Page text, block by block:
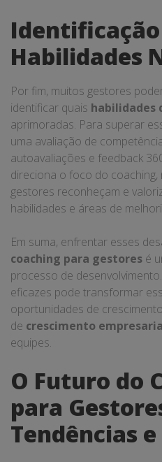
Habilidades
Por fim, muitos gestores
identificar quais habilidades
aprimoradas. Para superar
uma avaliação de
autoavaliações e feedback
direciona o foco do
gestores reconheçam e
habilidades e áreas de
Em suma, enfrentar esses
coaching para gestores é
processo de
eficazes pode transformar
oportunidades de
de crescimento
equipes.
O Futuro do
para
Tendências